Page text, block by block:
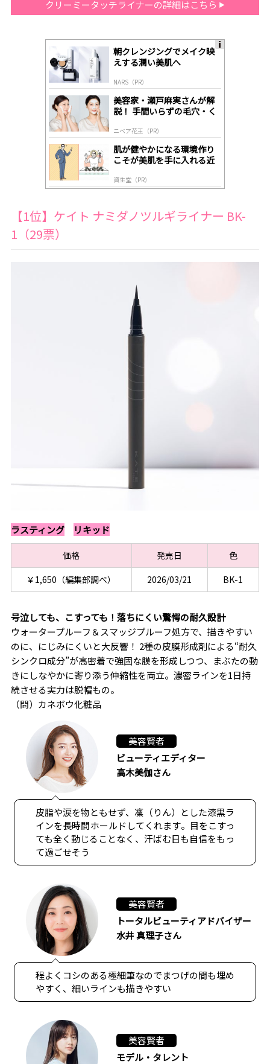
クリーミータッチライナーの詳細はこちら
朝クレンジングでメイク映
えする潤い美肌へ
NARS（PR）
美容家・瀬戸麻実さんが解
説！ 手間いらずの毛穴・く
ニベア花王（PR）
肌が健やかになる環境作り
こそが美肌を手に入れる近
資生堂（PR）
【1位】ケイト ナミダノツルギライナー BK-
1（29票）
ラスティング リキッド
価格 発売日
色
￥1,650（編集部調べ）
2026/03/21 BK-1
号泣しても、こすっても！落ちにくい驚愕の耐久設計
ウォータープルーフ＆スマッジプルーフ処方で、描きやすい
のに、にじみにくいと大反響！ 2種の皮膜形成剤による“耐久
シンクロ成分”が高密着で強固な膜を形成しつつ、まぶたの動
きにしなやかに寄り添う伸縮性を両立。濃密ラインを1日持
続させる実力は脱帽もの。
（問）カネボウ化粧品
美容賢者
ビューティエディター
高木美伽さん
皮脂や涙を物ともせず、凜（りん）とした漆黒ラ
インを長時間ホールドしてくれます。目をこすっ
ても全く動じることなく、汗ばむ日も自信をもっ
て過ごせそう
美容賢者
トータルビューティアドバイザー
水井 真理子さん
程よくコシのある極細筆なのでまつげの間も埋め
やすく、細いラインも描きやすい
美容賢者
モデル・タレント